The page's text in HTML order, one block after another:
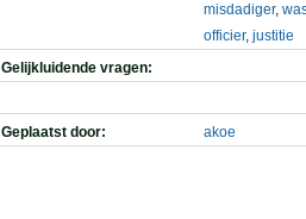
misdadiger,
officier, justitie
Gelijkluidende vragen:
Geplaatst door: akoe